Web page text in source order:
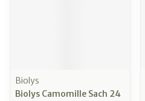
Biolys
Biolys Camomille Sach 24